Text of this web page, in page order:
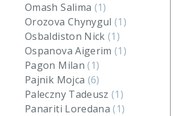
Omash Salima (1)
Orozova Chynygul(1)
Osbaldiston Nick(1)
Ospanova Aigerim(1)
Pagon Milan(1)
Pajnik Mojca (6)
Paleczny Tadeusz(1)
Panariti Loredana(1)